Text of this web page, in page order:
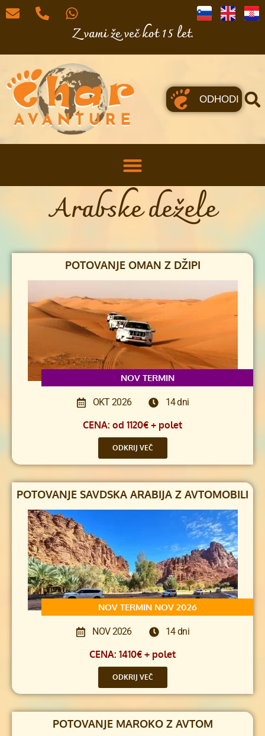
Z vami že več kot 15 let.
ODHODI
Arabske dežele
POTOVANJE OMAN Z DŽIPI
NOV TERMIN
OKT 2026 14 dni
CENA: od 1120€ + polet
ODKRIJ VEČ
POTOVANJE SAVDSKA ARABIJA Z AVTOMOBILI
NOV TERMIN NOV 2026
NOV 2026 14 dni
CENA: 1410€ + polet
ODKRIJ VEČ
POTOVANJE MAROKO Z AVTOM